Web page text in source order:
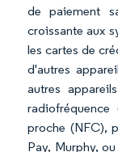
de paiement
croissante aux
les cartes de
d'autres
autres
proche (NFC),
Pay, Murphy,